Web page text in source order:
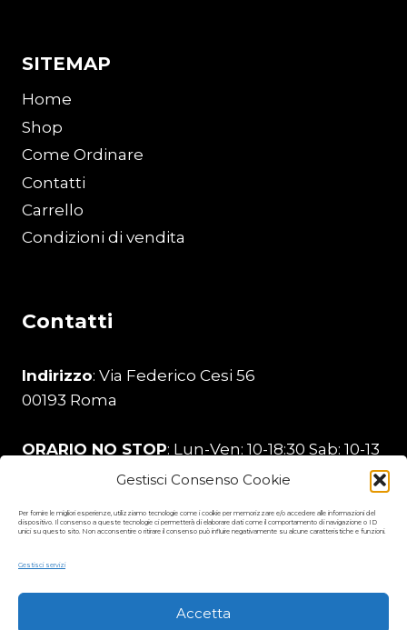
Gestisci Consenso Cookie
Per fornire le migliori esperienze, utilizziamo tecnologie come i cookie per memorizzare e/o accedere alle informazioni del
dispositivo. Il consenso a queste tecnologie ci permetterà di elaborare dati come il comportamento di navigazione o ID
unici su questo sito. Non acconsentire o ritirare il consenso può influire negativamente su alcune caratteristiche e funzioni.
Gestisci servizi
Accetta
SITEMAP
Home
Shop
Come Ordinare
Contatti
Carrello
Condizioni di vendita
Contatti
Indirizzo: Via Federico Cesi 56
00193 Roma
ORARIO NO STOP: Lun-Ven: 10-18:30 Sab: 10-13